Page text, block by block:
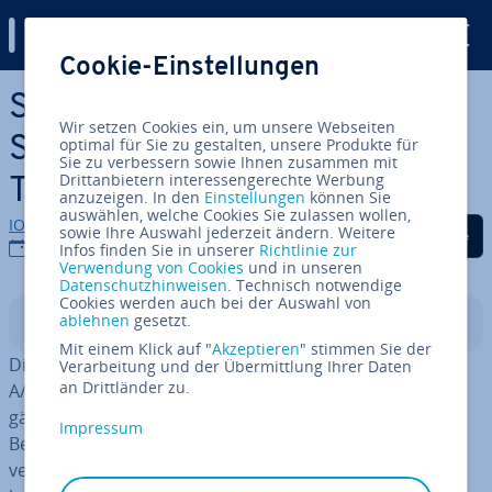
Zum Haupt­in­halt springen
Statistik-Fallen und andere
Stol­per­stei­ne beim A/B-
Testing
IONOS Redaktion
15.08.2019
Auf Facebook teilen
Auf Twitter teilen
Auf LinkedIn
In­halts­ver­zeich­nis
Die Funk­tio­na­li­tät ver­schie­de­ner Elemente mithilfe von
A/B-Tests zu über­prü­fen, gehört mitt­ler­wei­le zur
gängigen Praxis der meisten Website-Ent­wick­ler und -
Betreiber. Sofern aus­rei­chend Traffic vorhanden ist,
verrät dieses Test­ver­fah­ren schnell, ob ein Szenario A
Cookie-Einstellungen
Wir setzen Cookies ein, um unsere Webseiten
optimal für Sie zu gestalten, unsere Produkte für
Sie zu verbessern sowie Ihnen zusammen mit
Drittanbietern interessengerechte Werbung
anzuzeigen. In den Einstellungen können Sie
auswählen, welche Cookies Sie zulassen wollen,
sowie Ihre Auswahl jederzeit ändern. Weitere
Infos finden Sie in unserer Richtlinie zur
Verwendung von Cookies und in unseren
Datenschutzhinweisen. Technisch notwendige
Cookies werden auch bei der Auswahl von
ablehnen gesetzt.
Mit einem Klick auf "Akzeptieren" stimmen Sie der
Verarbeitung und der Übermittlung Ihrer Daten
an Drittländer zu.
Impressum